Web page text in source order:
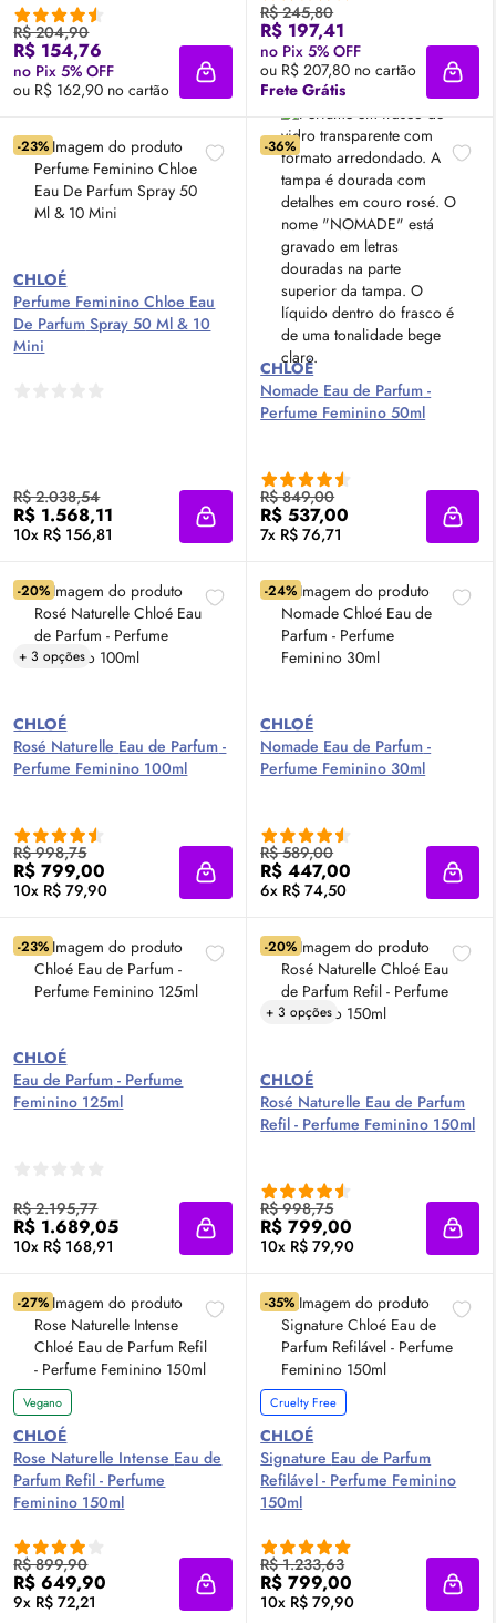
R$ 204,90
R$ 154,76
no Pix 5% OFF
ou R$ 162,90 no cartão
Adicionar à sacola
R$ 245,80
R$ 197,41
no Pix 5% OFF
ou R$ 207,80 no cartão
Frete Grátis
-23%
CHLOÉ
Perfume Feminino Chloe Eau
De Parfum Spray 50 Ml & 10
Mini
R$ 2.038,54
R$ 1.568,11
10x R$ 156,81 Adicionar à sacola
-36%
CHLOÉ
Nomade Eau de Parfum -
Perfume Feminino 50ml
R$ 849,00
R$ 537,00
7x R$ 76,71
-20%
+ 3 opções
CHLOÉ
Rosé Naturelle Eau de Parfum -
Perfume Feminino 100ml
R$ 998,75
R$ 799,00
10x R$ 79,90 Adicionar à sacola
-24%
CHLOÉ
Nomade Eau de Parfum -
Perfume Feminino 30ml
R$ 589,00
R$ 447,00
6x R$ 74,50
-23%
CHLOÉ
Eau de Parfum - Perfume
Feminino 125ml
R$ 2.195,77
R$ 1.689,05
10x R$ 168,91 Adicionar à sacola
-20%
+ 3 opções
CHLOÉ
Rosé Naturelle Eau de Parfum
Refil - Perfume Feminino 150ml
R$ 998,75
R$ 799,00
10x R$ 79,90
-27%
Vegano
CHLOÉ
Rose Naturelle Intense Eau de
Parfum Refil - Perfume
Feminino 150ml
R$ 899,90
R$ 649,90
9x R$ 72,21 Adicionar à sacola
-35%
Cruelty Free
CHLOÉ
Signature Eau de Parfum
Refilável - Perfume Feminino
150ml
R$ 1.233,63
R$ 799,00
10x R$ 79,90